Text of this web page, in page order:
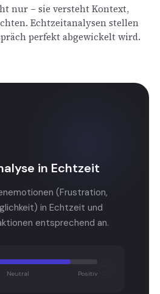
nur – sie versteht Kontext,
Echtzeitanalysen stellen
perfekt abgewickelt wird.
in Echtzeit
(Frustration,
in Echtzeit und
entsprechend an.
Neutral Positiv😊